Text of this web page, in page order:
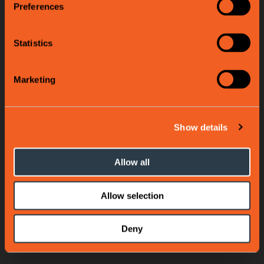
Preferences
Statistics
Marketing
Show details
Allow all
Allow selection
Deny